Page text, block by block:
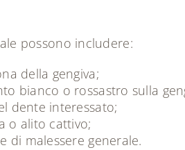
possono includere:
della gengiva;
bianco o rossastro sulla
dente interessato;
o alito cattivo;
di malessere generale.